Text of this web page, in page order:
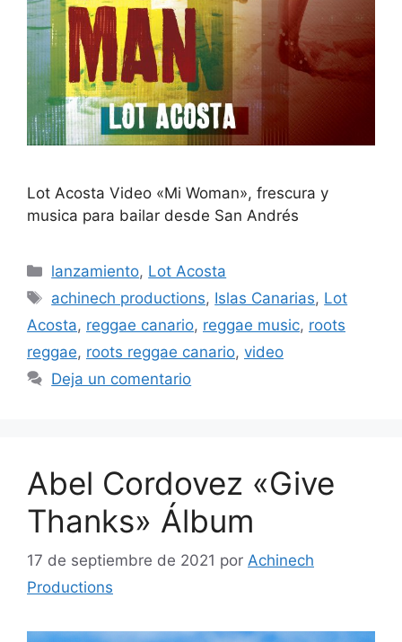
Lot Acosta Video «Mi Woman», frescura y
musica para bailar desde San Andrés
lanzamiento, Lot Acosta
achinech productions, Islas Canarias, Lot
Acosta, reggae canario, reggae music, roots
reggae, roots reggae canario, video
Deja un comentario
Abel Cordovez «Give
Thanks» Álbum
17 de septiembre de 2021 por Achinech
Productions